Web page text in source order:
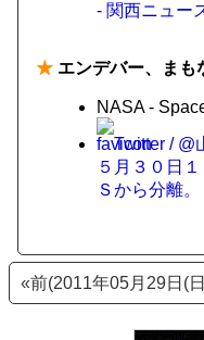
- 関西ニュー
★ エンデバー、まも
NASA -
Twitter / @
５月３０日
Ｓから分離。
«前(2011年05月29日(